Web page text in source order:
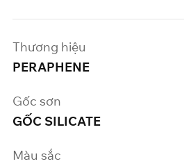
Thương hiệu
PERAPHENE
Gốc sơn
GỐC SILICATE
Màu sắc